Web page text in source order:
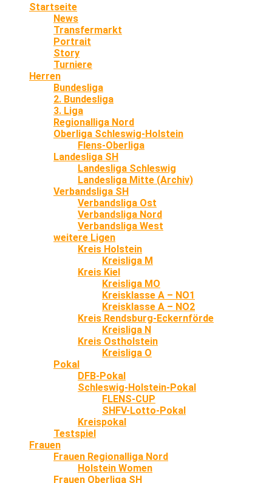
Startseite
News
Transfermarkt
Portrait
Story
Turniere
Herren
Bundesliga
2. Bundesliga
3. Liga
Regionalliga Nord
Oberliga Schleswig-Holstein
Flens-Oberliga
Landesliga SH
Landesliga Schleswig
Landesliga Mitte (Archiv)
Verbandsliga SH
Verbandsliga Ost
Verbandsliga Nord
Verbandsliga West
weitere Ligen
Kreis Holstein
Kreisliga M
Kreis Kiel
Kreisliga MO
Kreisklasse A – NO1
Kreisklasse A – NO2
Kreis Rendsburg-Eckernförde
Kreisliga N
Kreis Ostholstein
Kreisliga O
Pokal
DFB-Pokal
Schleswig-Holstein-Pokal
FLENS-CUP
SHFV-Lotto-Pokal
Kreispokal
Testspiel
Frauen
Frauen Regionalliga Nord
Holstein Women
Frauen Oberliga SH